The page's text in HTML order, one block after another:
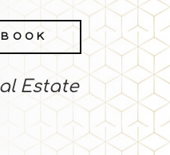
Estate